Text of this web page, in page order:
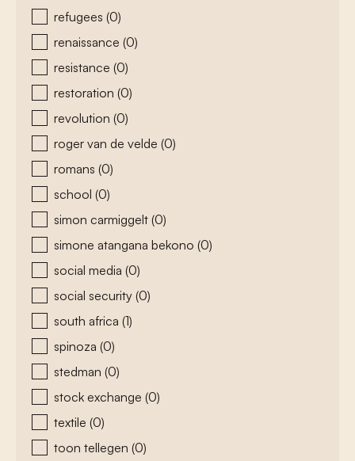
refugees (0)
renaissance (0)
resistance (0)
restoration (0)
revolution (0)
roger van de velde (0)
romans (0)
school (0)
simon carmiggelt (0)
simone atangana bekono (0)
social media (0)
social security (0)
south africa (1)
spinoza (0)
stedman (0)
stock exchange (0)
textile (0)
toon tellegen (0)